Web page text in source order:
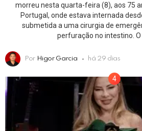
morreu nesta quarta-feira (8), aos 75
Portugal, onde estava internada
submetida a uma cirurgia de
perfuração no intestino. O
Por Higor Garcia há 29 dias